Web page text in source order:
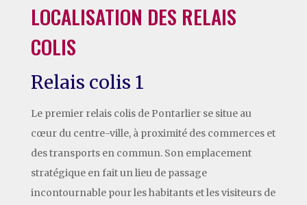
LOCALISATION DES RELAIS
COLIS
Relais colis 1
Le premier relais colis de Pontarlier se situe au
cœur du centre-ville, à proximité des commerces et
des transports en commun. Son emplacement
stratégique en fait un lieu de passage
incontournable pour les habitants et les visiteurs de